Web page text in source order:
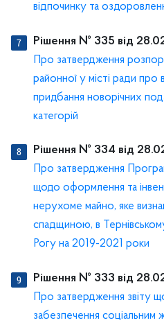
відпочинку та
Рішення № 335 від
Про затвердження
районної у місті ради про
придбання новорічних
категорій
Рішення № 334 від
Про затвердження
щодо оформлення та
нерухоме майно, яке
спадщиною, в
Рогу на 2019-2021 роки
Рішення № 333 від
Про затвердження звіту
забезпечення соціальним